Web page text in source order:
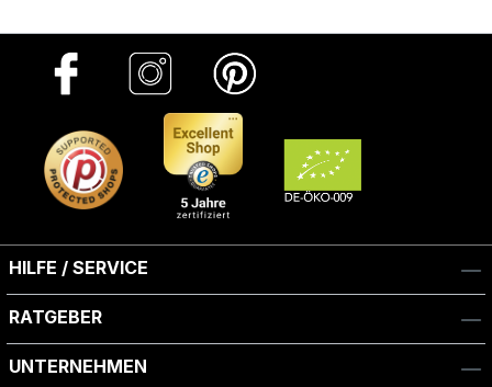
HILFE / SERVICE
RATGEBER
UNTERNEHMEN